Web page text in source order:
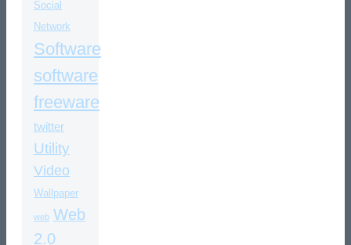
Social
Network
Software
software
freeware
twitter
Utility
Video
Wallpaper
web Web
2.0